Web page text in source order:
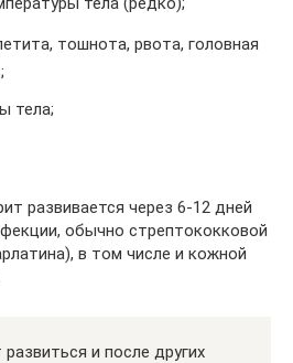
тошнота, рвота, головная
тела;
развивается через 6-12 дней
обычно стрептококковой
в том числе и кожной
и после других